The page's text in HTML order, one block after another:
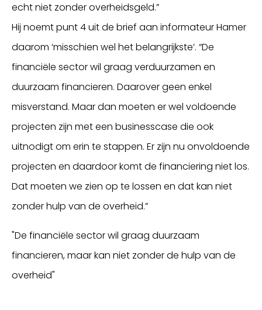
echt niet zonder overheidsgeld.”
Hij noemt punt 4 uit de brief aan informateur Hamer
daarom ‘misschien wel het belangrijkste’. “De
financiële sector wil graag verduurzamen en
duurzaam financieren. Daarover geen enkel
misverstand. Maar dan moeten er wel voldoende
projecten zijn met een businesscase die ook
uitnodigt om erin te stappen. Er zijn nu onvoldoende
projecten en daardoor komt de financiering niet los.
Dat moeten we zien op te lossen en dat kan niet
zonder hulp van de overheid.”
"De financiële sector wil graag duurzaam
financieren, maar kan niet zonder de hulp van de
overheid"